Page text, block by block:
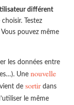
différent
Testez
pouvez même
les données entre
Unenouvelle
vient desortirdans
le même